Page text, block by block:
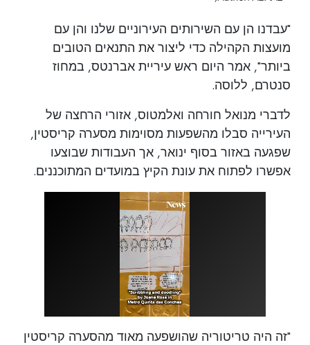
"עבדנו הן עם השירותים העירוניים שלנו והן עם
מועצות הקהילה כדי ליצור את התנאים הטובים
ביותר", אמר היום ראש עיריית אברנטס, במחוז
סנטרם, ללוסה.
לדברי מנואל חורחה ואלמטוס, אזורי הרחצה של
העירייה סבלו מהשפעות מסוימות מסערה קריסטין,
שפגעה באזור בסוף ינואר, אך העבודות שבוצעו
אפשרו לפתוח את עונת הקיץ במועדים המתוכננים.
"זה היה טריטוריה שהושפעה מאוד מהסערה קריסטין